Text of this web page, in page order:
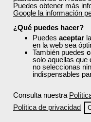
Puedes obtener más
Google la información
¿Qué puedes hacer?
Puedes aceptar
en la web sea
También puedes
solo aquellas que
no seleccionas
indispensables
Consulta nuestra
Política de privacidad
Registrarse
Quiénes
Especialistas en
Nuestro objetivo diario
conseguir tus metas